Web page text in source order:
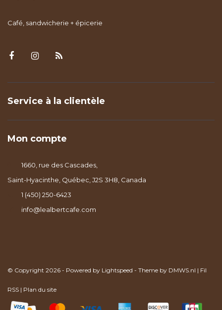
Café, sandwicherie + épicerie
Service à la clientèle
Mon compte
1660, rue des Cascades,
Saint-Hyacinthe, Québec, J2S 3H8, Canada
1 (450) 250-6423
info@lealbertcafe.com
© Copyright 2026 - Powered by Lightspeed - Theme by DMWS.nl | Fil
RSS | Plan du site